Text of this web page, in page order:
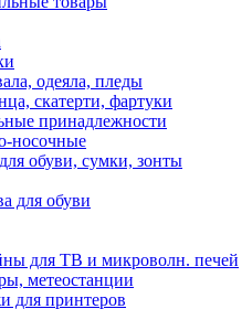
одеяла, пледы
скатерти, фартуки
принадлежности
носочные
обуви, сумки, зонты
для обуви
для ТВ и микроволн. печей
метеостанции
для принтеров